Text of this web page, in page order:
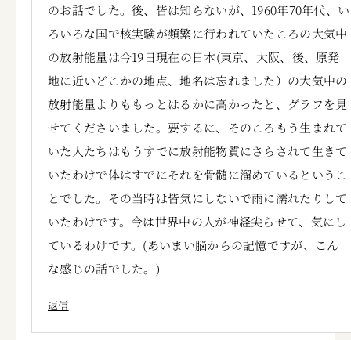
のお話でした。後、皆は知らないが、1960年70年代、い
ろいろな国で核実験が頻繁に行われていたころの大気中
の放射能量は今19日現在の日本(東京、大阪、後、原発
地に近いどこかの地点、地名は忘れました）の大気中の
放射能量よりももっとはるかに高かったと、グラフを見
せてくださいました。要するに、そのころもう生まれて
いた人たちはもうすでに放射能物質にさらされて生きて
いたわけで体はすでにそれを骨髄に溜めているというこ
とでした。その当時は皆気にしないで雨に濡れたりして
いたわけです。今は世界中の人が神経尖らせて、気にし
ているわけです。(あいまい脳からの記憶ですが、こん
な感じの話でした。)
返信